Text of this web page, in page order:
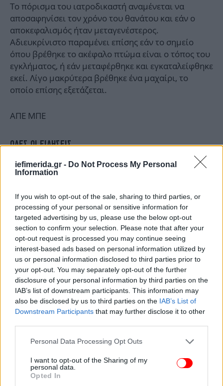
iefimerida.gr - Do Not Process My Personal
Information
If you wish to opt-out of the sale, sharing to third parties, or
processing of your personal or sensitive information for
targeted advertising by us, please use the below opt-out
section to confirm your selection. Please note that after your
opt-out request is processed you may continue seeing
interest-based ads based on personal information utilized by
us or personal information disclosed to third parties prior to
your opt-out. You may separately opt-out of the further
disclosure of your personal information by third parties on the
IAB’s list of downstream participants. This information may
also be disclosed by us to third parties on the IAB’s List of
Downstream Participants that may further disclose it to other
Please note that this website/app uses one or more Google
not limited to your visit or usage behaviour. You may click to
grant or deny consent to Google and its third-party tags to
use your data for below specified purposes in below Google
Personal Data Processing Opt Outs
I want to opt-out of the Sharing of my
personal data.
Opted In
Το πόρισμα του ιατροδικαστή αναμένεται να
αποσαφηνίσει τον χρόνο του θανάτου και εάν ο
αποκεφαλισμός ήταν μεταγενέστερος.
Αδιευκρίνιστο παραμένει επίσης εάν το σημείο
όπου βρέθηκε το ακέφαλο πτώμα είναι ο τόπος του
εγκλήματος, ή εάν μεταφέρθηκε και εγκαταλείφθηκε
εκεί. Λίγο μακρύτερα βρέθηκε ένα μαχαίρι, το
οποίο επίσης εξετάζεται.
ΑΠΕ ΜΠΕ
ΟΛΕΣ ΟΙ ΕΙΔΗΣΕΙΣ
Ποινή φυλάκισης 20 μηνών και αφαίρεση διπλώματος
από την τραγουδίστρια που πήρε σβάρνα 5 αμάξια στο
Τεχνικό πρόβλημα σε ραντάρ στο «Ελ. Βενιζέλος»:
Πιθανές καθυστερήσεις πτήσεων, τι λένε οι ελεγκτές
εναέριας κυκλοφορίας
Mea culpa από τον Μακρόν: «Έκανα μεγάλα λάθη από
υπερβολική αυτοπεποίθηση» - Τι είπε για τον έρωτα και
τους νέους